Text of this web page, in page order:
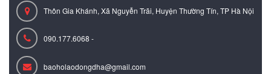
Thôn Gia Khánh, Xã Nguyễn Trãi, Huyện Thường Tín, TP Hà Nội
090.177.6068 -
baoholaodongdha@gmail.com